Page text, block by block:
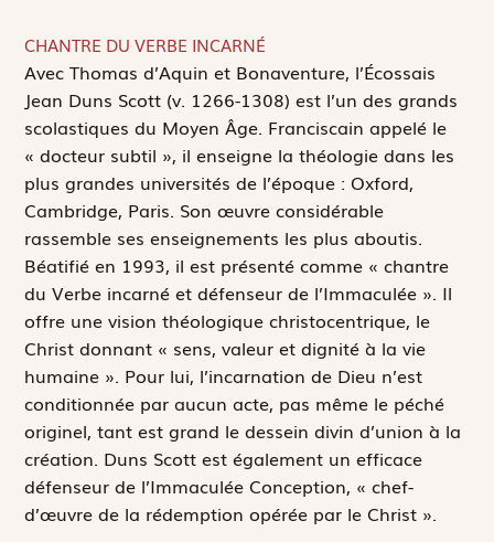
CHANTRE DU VERBE INCARNÉ
Avec Thomas d’Aquin et Bonaventure, l’Écossais
Jean Duns Scott (v. 1266-1308) est l’un des grands
scolastiques du Moyen Âge. Franciscain appelé le
« docteur subtil », il enseigne la théologie dans les
plus grandes universités de l’époque : Oxford,
Cambridge, Paris. Son œuvre considérable
rassemble ses enseignements les plus aboutis.
Béatifié en 1993, il est présenté comme « chantre
du Verbe incarné et défenseur de l’Immaculée ». Il
offre une vision théologique christocentrique, le
Christ donnant « sens, valeur et dignité à la vie
humaine ». Pour lui, l’incarnation de Dieu n’est
conditionnée par aucun acte, pas même le péché
originel, tant est grand le dessein divin d’union à la
création. Duns Scott est également un efficace
défenseur de l’Immaculée Conception, « chef-
d’œuvre de la rédemption opérée par le Christ ».